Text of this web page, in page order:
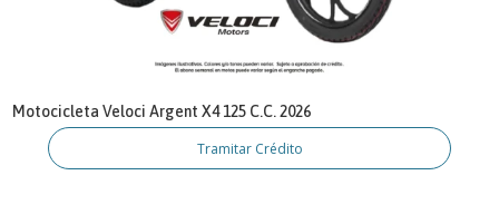
Motocicleta Veloci Argent X4 125 C.C. 2026
Tramitar Crédito